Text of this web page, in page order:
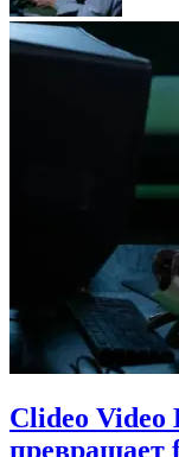
Clideo
превращает